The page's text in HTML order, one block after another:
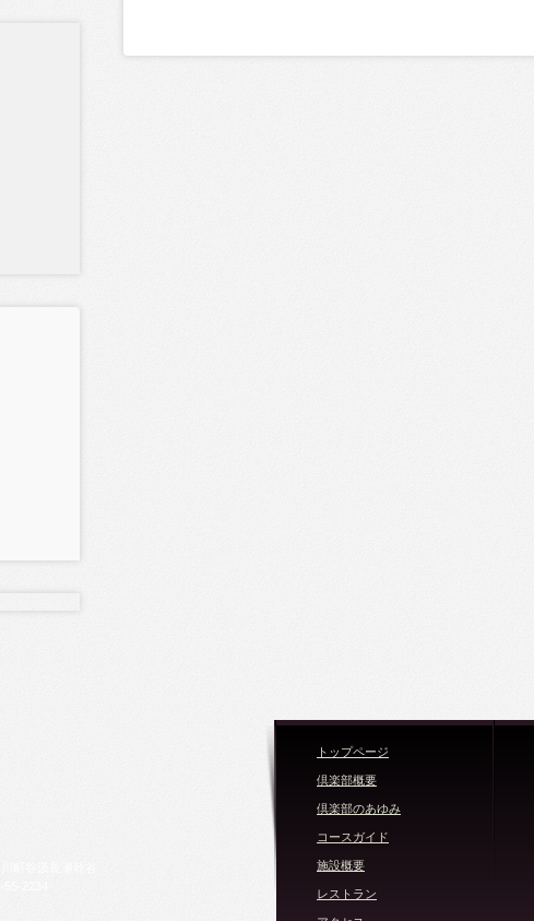
トップページ
倶楽部概要
倶楽部のあゆみ
コースガイド
施設概要
レストラン